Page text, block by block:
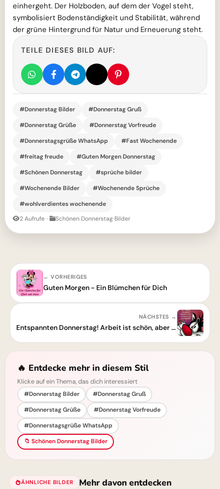
einhergeht. Der Holzboden, auf dem der Vogel steht,
symbolisiert Bodenständigkeit und Stabilität, während
der grüne Hintergrund für Natur und Erneuerung steht.
TEILE DIESES BILD AUF:
#Donnerstag Bilder
#Donnerstag Gruß
#Donnerstag Grüße
#Donnerstag Vorfreude
#Donnerstagsgrüße WhatsApp
#Fast Wochenende
#freitag freude
#Guten Morgen Donnerstag
#Schönen Donnerstag
#sprüche bilder
#Wochenende Bilder
#Wochenende Sprüche
#wohlverdientes wochenende
2 Aufrufe · Schönen Donnerstag Bilder
← VORHERIGES
Guten Morgen - Ein Blümchen für Dich
NÄCHSTES →
Entspannten Donnerstag! Arbeit ist schön, aber Freizeit ist auch toll
🔥 Entdecke mehr in diesem Stil
Klicke auf ein Thema, das dich interessiert
#Donnerstag Bilder
#Donnerstag Gruß
#Donnerstag Grüße
#Donnerstag Vorfreude
#Donnerstagsgrüße WhatsApp
📁 Schönen Donnerstag Bilder
ÄHNLICHE BILDER Mehr davon entdecken